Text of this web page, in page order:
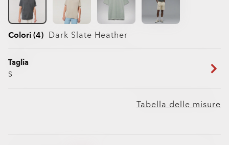
Colori (4) Dark Slate Heather
Taglia
S
Tabella delle misure